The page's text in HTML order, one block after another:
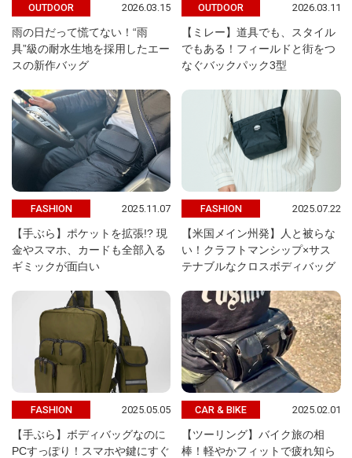
OUTDOOR 2026.03.15
雨の日だって慌てない！“雨
具”級の耐水生地を採用したエー
スの新作バッグ
OUTDOOR 2026.03.11
【ミレー】道具でも、スタイル
でもある！フィールドと街をつ
なぐバックパック3型
FASHION 2025.11.07
【手ぶら】ポケットを拡張!? 現
金やスマホ、カードも全部入る
ギミックが面白い
FASHION 2025.07.22
【米国メイン州発】人と被らな
い！クラフトマンシップ×サス
テナブルなクロスボディバッグ
FASHION 2025.05.05
【手ぶら】ボディバッグなのに
PCすっぽり！スマホや鍵にすぐ
CAR & BIKE 2025.02.01
【ツーリング】バイク旅の相
棒！軽やかフィットで疲れ知ら